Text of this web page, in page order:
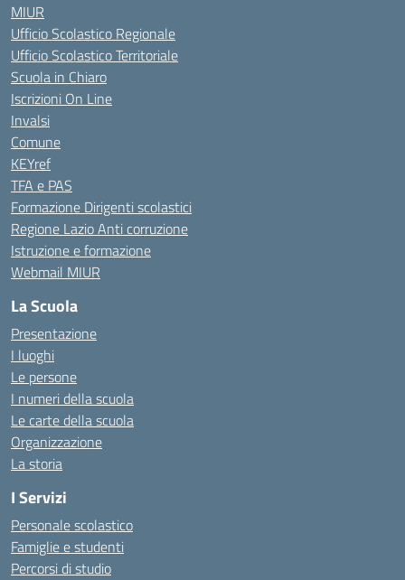
MIUR
Ufficio Scolastico Regionale
Ufficio Scolastico Territoriale
Scuola in Chiaro
Iscrizioni On Line
Invalsi
Comune
KEYref
TFA e PAS
Formazione Dirigenti scolastici
Regione Lazio Anti corruzione
Istruzione e formazione
Webmail MIUR
La Scuola
Presentazione
I luoghi
Le persone
I numeri della scuola
Le carte della scuola
Organizzazione
La storia
I Servizi
Personale scolastico
Famiglie e studenti
Percorsi di studio